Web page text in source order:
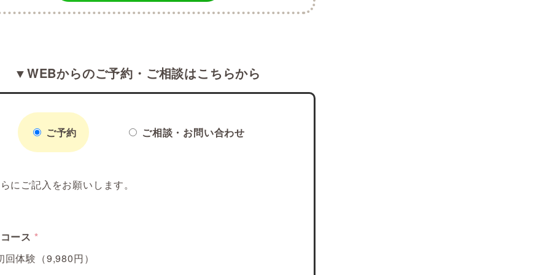
▼WEBからのご予約・ご相談はこちらから
ご予約 ご相談・お問い合わせ
にご記入をお願いします。
ース *
回体験（9,980円）